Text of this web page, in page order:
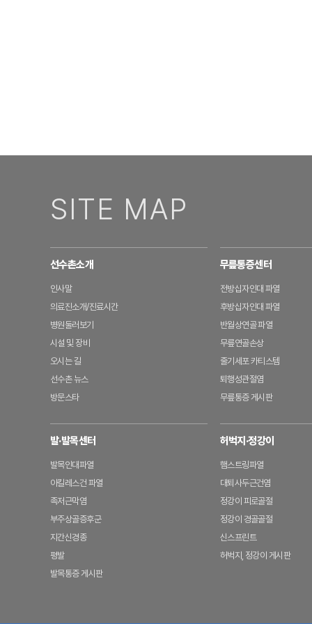
SITE MAP
선수촌소개
인사말
의료진소개/진료시간
병원둘러보기
시설 및 장비
오시는 길
선수촌 뉴스
방문스타
무릎통증센터
전방십자인대 파열
후방십자인대 파열
반월상연골 파열
무릎연골손상
줄기세포 카티스템
퇴행성관절염
무릎통증 게시판
발·발목센터
발목인대파열
아킬레스건 파열
족저근막염
부주상골증후군
지간신경종
평발
발목통증 게시판
허벅지·정강이
햄스트링파열
대퇴사두근건염
정강이 피로골절
정강이 경골골절
신스프린트
허벅지, 정강이 게시판